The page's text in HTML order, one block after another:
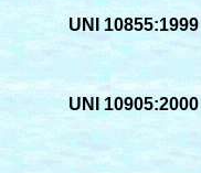
UNI 10855:1999
UNI 10905:2000